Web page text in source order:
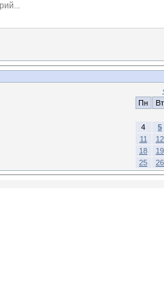
Пн
Вт
4
5
11
12
18
19
25
26